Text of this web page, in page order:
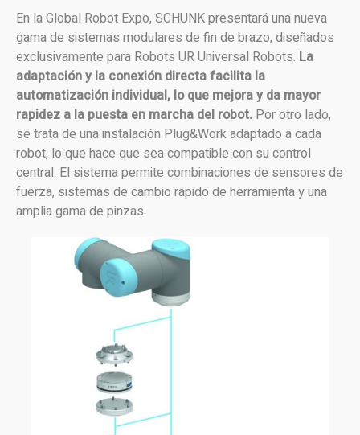
En la Global Robot Expo, SCHUNK presentará una nueva
gama de sistemas modulares de fin de brazo, diseñados
exclusivamente para Robots UR Universal Robots. La
adaptación y la conexión directa facilita la
automatización individual, lo que mejora y da mayor
rapidez a la puesta en marcha del robot. Por otro lado,
se trata de una instalación Plug&Work adaptado a cada
robot, lo que hace que sea compatible con su control
central. El sistema permite combinaciones de sensores de
fuerza, sistemas de cambio rápido de herramienta y una
amplia gama de pinzas.